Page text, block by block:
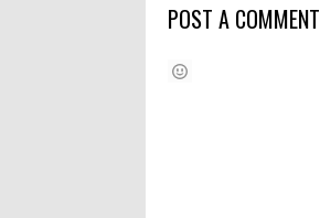
POST A COMMENT